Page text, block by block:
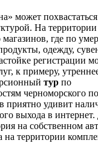
может
На
магазинов, где по
одежду,
регистрации
к примеру,
тур по
черноморского
приятно удивит
выхода в интернет.
на собственном
на территории